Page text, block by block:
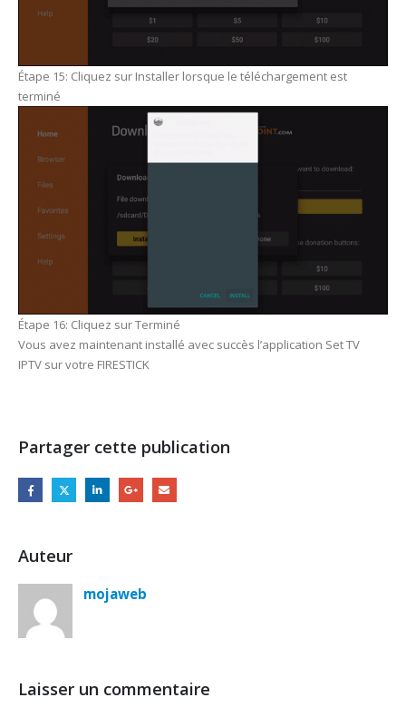
Étape 15: Cliquez sur Installer lorsque le téléchargement est
terminé
Étape 16: Cliquez sur Terminé
Vous avez maintenant installé avec succès l’application Set TV
IPTV sur votre FIRESTICK
Partager cette publication
Auteur
mojaweb
Laisser un commentaire